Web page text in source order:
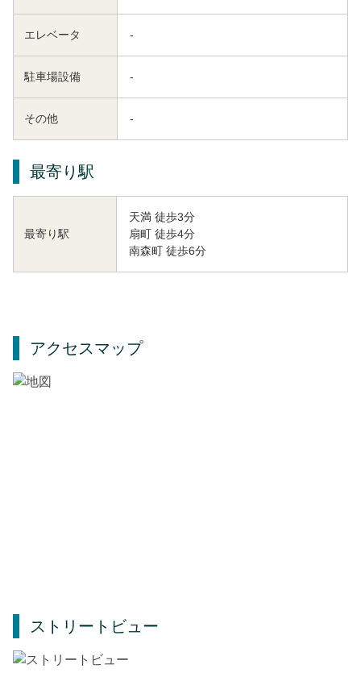
エレベータ -
駐車場設備 -
その他 -
最寄り駅
最寄り駅
天満 徒歩3分
扇町 徒歩4分
南森町 徒歩6分
アクセスマップ
ストリートビュー